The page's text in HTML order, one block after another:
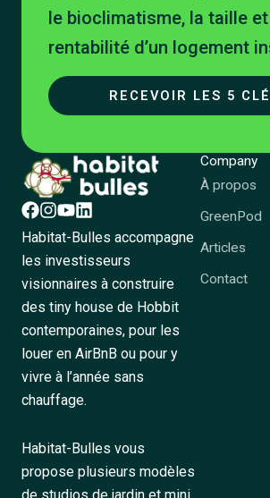
le bioclimatisme, la taille
rentabilité d’un logement
RECEVOIR LES 5
Habitat-Bulles accompagne
les investisseurs
visionnaires à construire
des tiny house de Hobbit
contemporaines, pour les
louer en AirBnB ou pour y
vivre à l’année sans
chauffage.
Habitat-Bulles vous
propose plusieurs modèles
Company
À propos
GreenPod
Articles
Contact